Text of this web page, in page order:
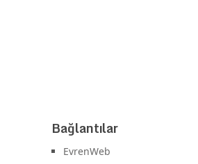
Bağlantılar
EvrenWeb